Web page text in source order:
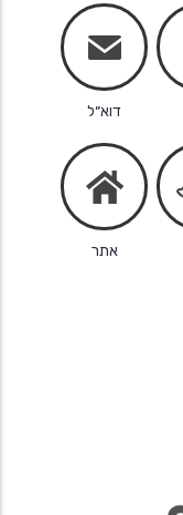
mail
דוא״ל
home
אתר